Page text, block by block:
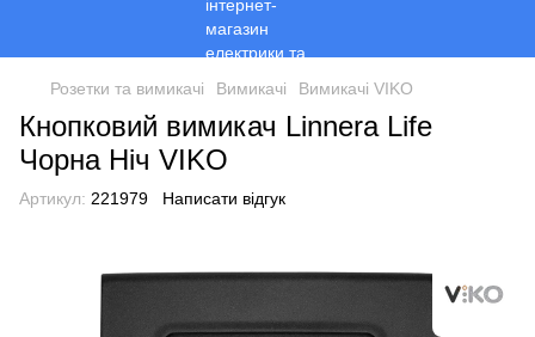
Розетки та вимикачі Вимикачі Вимикачі VIKO
Кнопковий вимикач Linnera Life
Чорна Ніч VIKO
Артикул: 221979 Написати відгук